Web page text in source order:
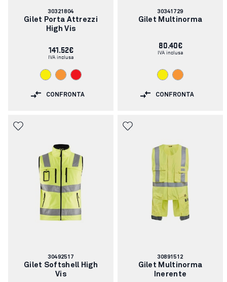
Codice
articolo:
30321804
Gilet Porta Attrezzi
High Vis
141.52€
IVA inclusa
CONFRONTA
Codice
articolo:
30341729
Gilet Multinorma
80.40€
IVA inclusa
CONFRONTA
Codice
articolo:
30492517
Gilet Softshell High
Vis
Codice
articolo:
30891512
Gilet Multinorma
Inerente